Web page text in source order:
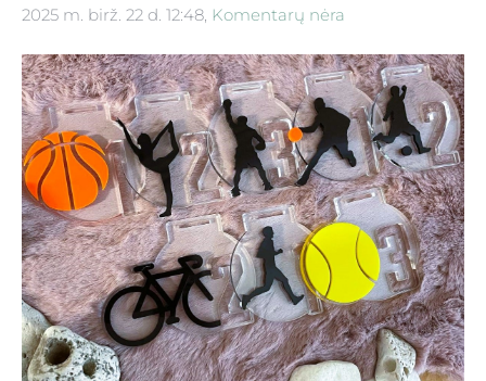
2025 m. birž. 22 d. 12:48, Komentarų nėra